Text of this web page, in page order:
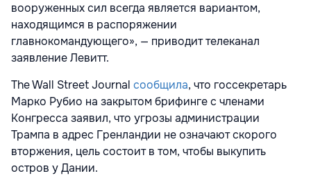
вооруженных сил всегда является вариантом,
находящимся в распоряжении
главнокомандующего», — приводит телеканал
заявление Левитт.
The Wall Street Journal сообщила, что госсекретарь
Марко Рубио на закрытом брифинге с членами
Конгресса заявил, что угрозы администрации
Трампа в адрес Гренландии не означают скорого
вторжения, цель состоит в том, чтобы выкупить
остров у Дании.